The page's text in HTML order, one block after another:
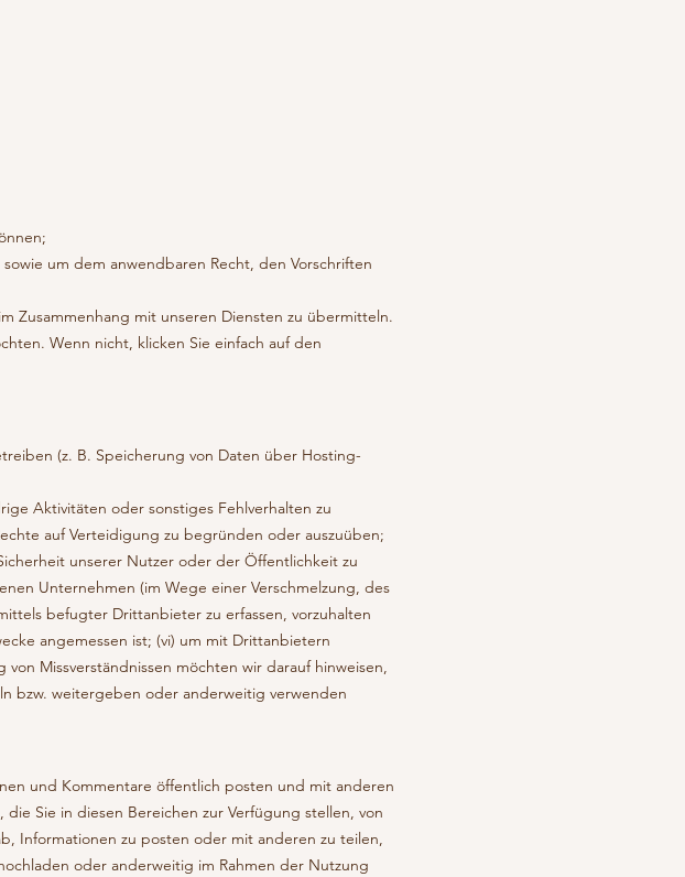
um dem anwendbaren Recht, den Vorschriften
Zusammenhang mit unseren Diensten zu übermitteln.
Wenn nicht, klicken Sie einfach auf den
(z. B. Speicherung von Daten über Hosting-
Aktivitäten oder sonstiges Fehlverhalten zu
auf Verteidigung zu begründen oder auszuüben;
unserer Nutzer oder der Öffentlichkeit zu
Unternehmen (im Wege einer Verschmelzung, des
befugter Drittanbieter zu erfassen, vorzuhalten
angemessen ist; (vi) um mit Drittanbietern
Missverständnissen möchten wir darauf hinweisen,
bzw. weitergeben oder anderweitig verwenden
und Kommentare öffentlich posten und mit anderen
Sie in diesen Bereichen zur Verfügung stellen, von
Informationen zu posten oder mit anderen zu teilen,
oder anderweitig im Rahmen der Nutzung